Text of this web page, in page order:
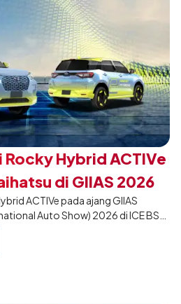
Hybrid ACTIVe
di GIIAS 2026
ACTIVe pada ajang GIIAS
Auto Show) 2026 di ICE BSD
unit Rocky Hybrid yang
sarana inspirasi bagi
hidup yang aktif.